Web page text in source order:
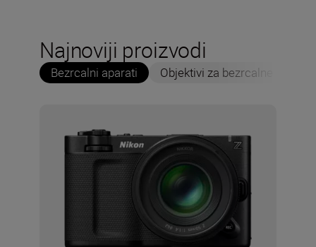
Najnoviji proizvodi
Bezrcalni aparati Objektivi za bezrcalne aparate